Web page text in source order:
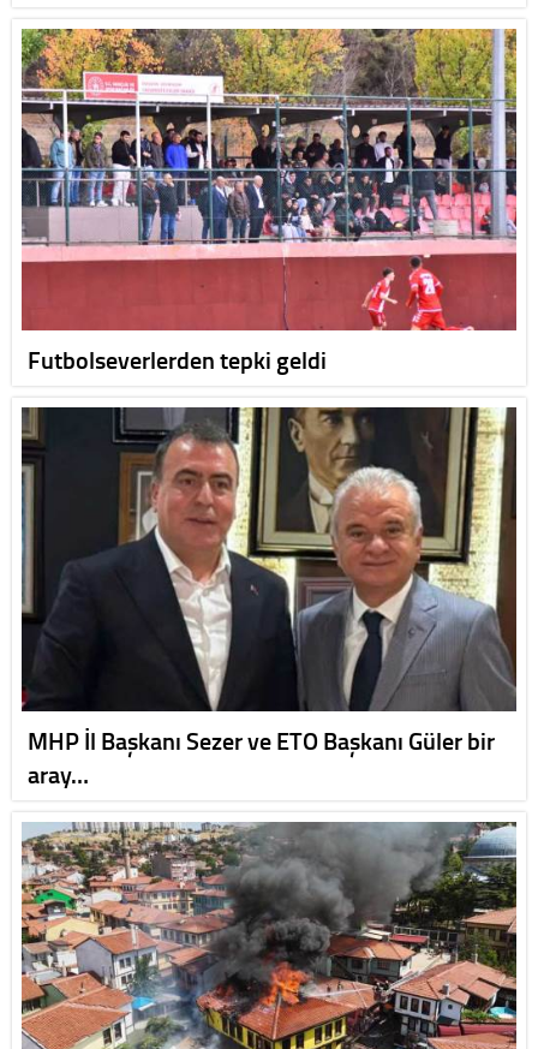
Futbolseverlerden tepki geldi
MHP İl Başkanı Sezer ve ETO Başkanı Güler bir
aray…